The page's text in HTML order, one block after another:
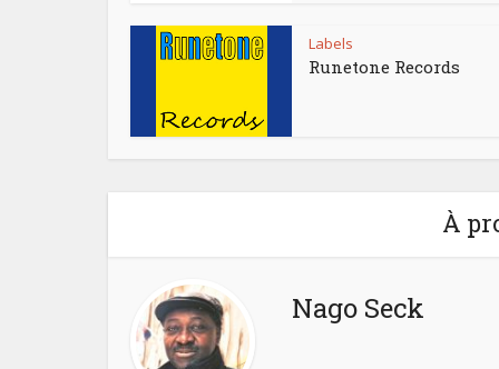
Labels
Runetone Records
À
Nago Seck